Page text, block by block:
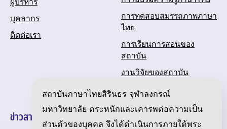
บุคลากร
ติดต่อเรา
การทดสอบสมรรถภาพภาษา
ไทย
การเรียนการสอนของ
สถาบัน
งานวิจัยของสถาบัน
ปฏิทินกิจกรรมของสถาบัน
ข่าวสารและความเคลื่อนไหว
สถาบันภาษาไทยสิรินธร จุฬาลงกรณ์
มหาวิทยาลัย ตระหนักและเคารพต่อความเป็น
ส่วนตัวของบุคคล จึงได้ดำเนินการภายใต้พระ